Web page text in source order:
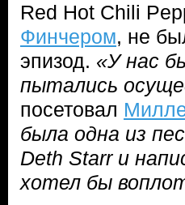
Red Hot Chili
Финчером, не
эпизод. «У нас
пытались
посетовал
была одна из
Deth Starr и
хотел бы